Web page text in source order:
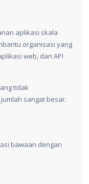
aplikasi skala
organisasi yang
web, dan API
tidak
sangat besar.
bawaan dengan